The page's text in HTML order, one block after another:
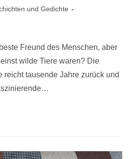
veröffentlicht:und Gedichte
Freund des Menschen, aber
wilde Tiere waren? Die
reicht tausende Jahre zurück und